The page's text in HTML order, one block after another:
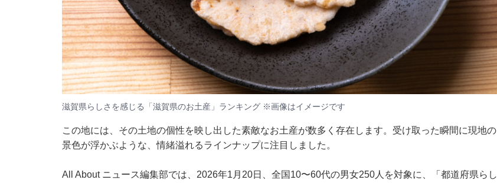
滋賀県らしさを感じる「滋賀県のお土産」ランキング ※画像はイメージです
この地には、その土地の個性を映し出した素敵なお土産が数多く存在します。受け取った瞬間に現地の
景色が浮かぶような、情緒溢れるラインナップに注目しました。
All About ニュース編集部では、2026年1月20日、全国10〜60代の男女250人を対象に、「都道府県らし